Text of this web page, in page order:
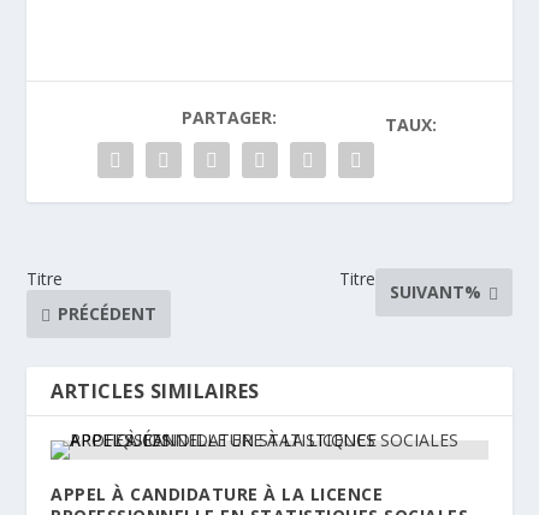
PARTAGER: TAUX:
Titre
PRÉCÉDENT
Titre
SUIVANT%
ARTICLES SIMILAIRES
APPEL À CANDIDATURE À LA LICENCE